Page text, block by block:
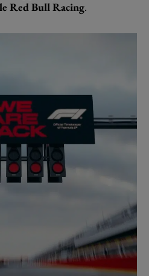
Red Bull Racing.